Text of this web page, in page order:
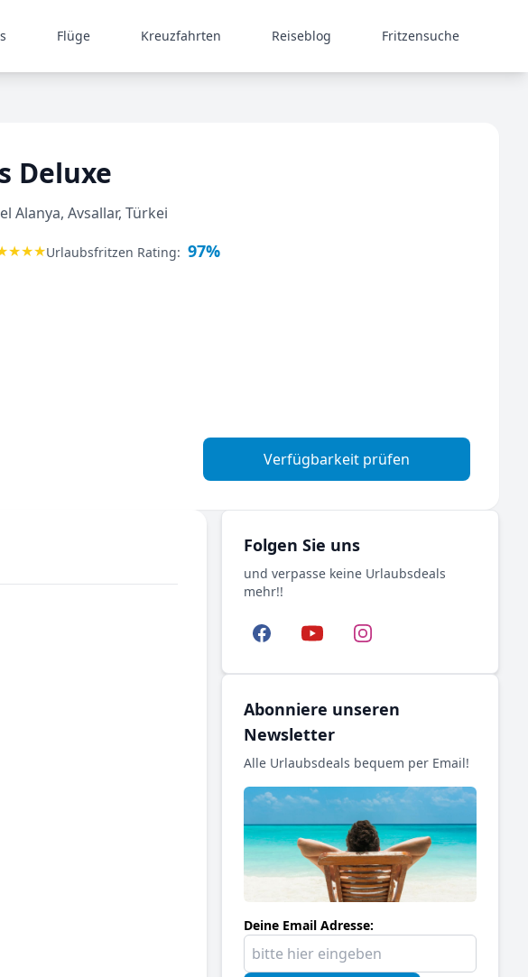
Flüge Kreuzfahrten Reiseblog Fritzensuche
Deluxe
Alanya, Avsallar, Türkei
★★★Urlaubsfritzen Rating: 97%
Verfügbarkeit prüfen
Folgen Sie uns
und verpasse keine Urlaubsdeals
mehr!!
FacebookYouTubeInstagram
Abonniere unseren
Newsletter
Alle Urlaubsdeals bequem per Email!
Deine Email Adresse: